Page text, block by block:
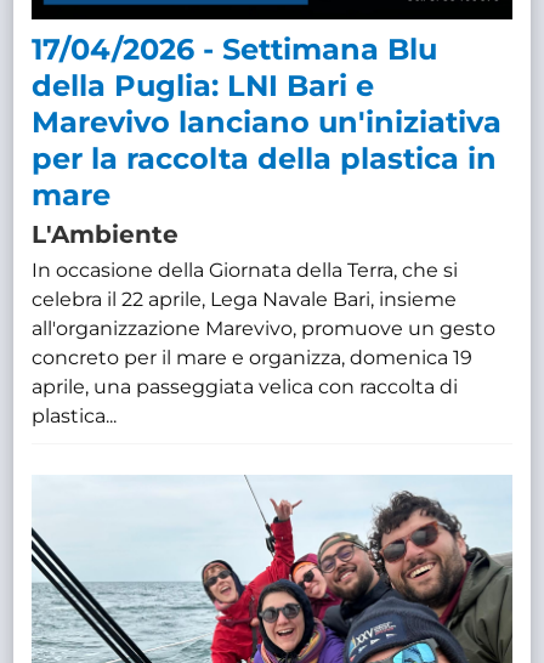
17/04/2026 - Settimana Blu
della Puglia: LNI Bari e
Marevivo lanciano un'iniziativa
per la raccolta della plastica in
mare
L'Ambiente
In occasione della Giornata della Terra, che si
celebra il 22 aprile, Lega Navale Bari, insieme
all'organizzazione Marevivo, promuove un gesto
concreto per il mare e organizza, domenica 19
aprile, una passeggiata velica con raccolta di
plastica...